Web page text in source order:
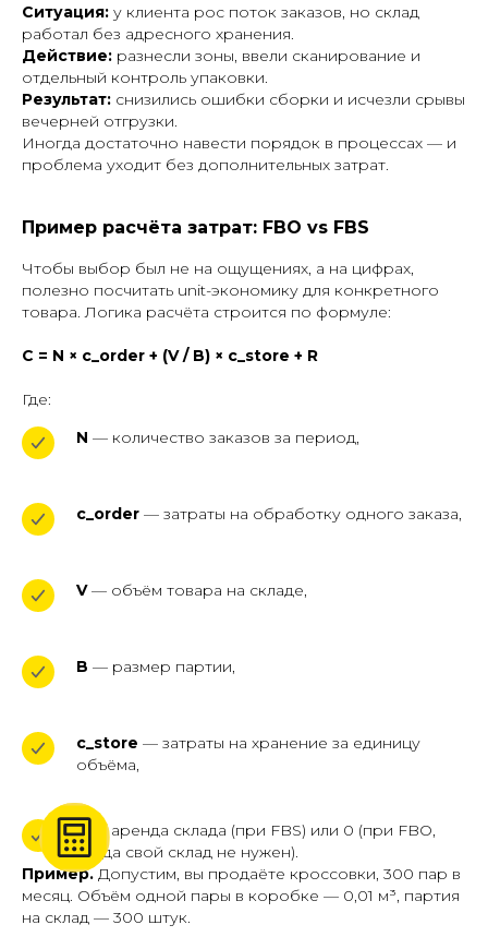
Ситуация: у клиента рос поток заказов, но склад
работал без адресного хранения.
Действие: разнесли зоны, ввели сканирование и
отдельный контроль упаковки.
Результат: снизились ошибки сборки и исчезли срывы
вечерней отгрузки.
Иногда достаточно навести порядок в процессах — и
проблема уходит без дополнительных затрат.
Пример расчёта затрат: FBO vs FBS
Чтобы выбор был не на ощущениях, а на цифрах,
полезно посчитать unit-экономику для конкретного
товара. Логика расчёта строится по формуле:
C = N × c_order + (V / B) × c_store + R
Где:
N — количество заказов за период,
c_order — затраты на обработку одного заказа,
V— объём товара на складе,
B — размер партии,
c_store — затраты на хранение за единицу
объёма,
R
— аренда склада (при FBS) или 0 (при FBO,
когда свой склад не нужен).
Пример.Допустим, вы продаёте кроссовки, 300 пар в
месяц. Объём одной пары в коробке — 0,01 м³, партия
на склад — 300 штук.